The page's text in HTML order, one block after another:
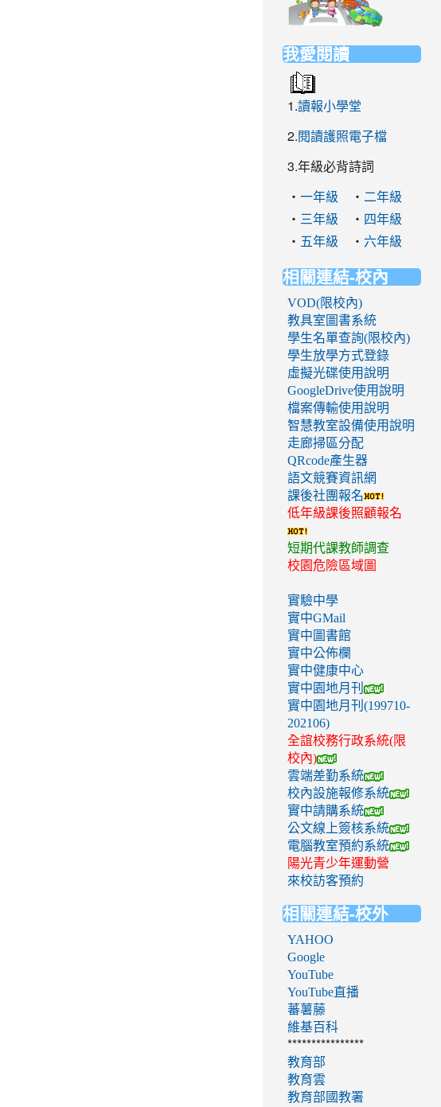
https://
我愛閱讀
1.讀報小學堂
2.閱讀護照電子檔
3.年級必背詩詞
‧ 一年級 ‧ 二年級
‧ 三年級 ‧ 四年級
‧ 五年級 ‧ 六年級
相關連結-校內
VOD(限校內)
教具室圖書系統
學生名單查詢(限校內)
學生放學方式登錄
虛擬光碟使用說明
GoogleDrive使用說明
檔案傳輸使用說明
智慧教室設備使用說明
走廊掃區分配
QRcode產生器
語文競賽資訊網
課後社團報名
低年級課後照顧報名
短期代課教師調查
校園危險區域圖
實驗中學
實中GMail
實中圖書館
實中公佈欄
實中健康中心
實中園地月刊
實中園地月刊(199710-
202106)
全誼校務行政系統(限
校內)
雲端差勤系統
校內設施報修系統
實中請購系統
公文線上簽核系統
電腦教室預約系統
陽光青少年運動營
來校訪客預約
相關連結-校外
YAHOO
Google
YouTube
YouTube直播
蕃薯藤
維基百科
****************
教育部
教育雲
教育部國教署